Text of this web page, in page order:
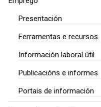
Presentación
Ferramentas e recursos
Información laboral útil
Publicacións e informes
Portais de información